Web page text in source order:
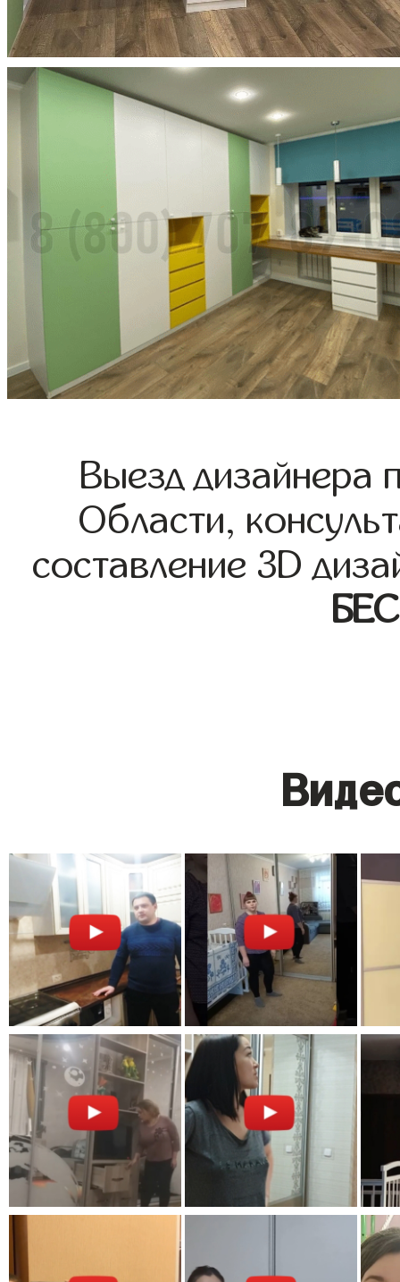
Выезд дизайнера
Области,
составление 3D